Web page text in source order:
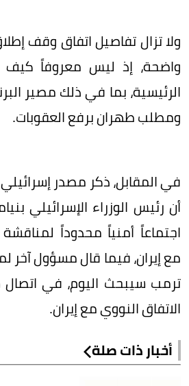
ولا تزال تفاصيل اتفاق وقف
واضحة، إذ ليس معروفاً كيف
الرئيسية، بما في ذلك مصير
ومطلب طهران برفع العقوبات.
في المقابل، ذكر مصدر
أن رئيس الوزراء الإسرائيلي
اجتماعاً أمنياً محدوداً
مع إيران، فيما قال مسؤول
ترمب سيبحث اليوم، في اتصال
الاتفاق النووي مع إيران.
أخبار ذات صلة